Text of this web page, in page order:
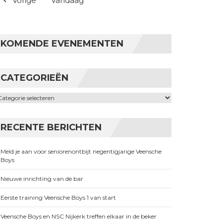
KOMENDE EVENEMENTEN
CATEGORIEËN
RECENTE BERICHTEN
Meld je aan voor seniorenontbijt negentigjarige Veensche
Boys
Nieuwe inrichting van de bar
Eerste training Veensche Boys 1 van start
Veensche Boys en NSC Nijkerk treffen elkaar in de beker